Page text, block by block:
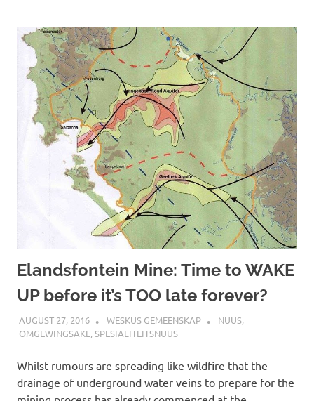
Elandsfontein Mine: Time to WAKE
UP before it’s TOO late forever?
AUGUST 27, 2016 WESKUS GEMEENSKAP NUUS,
OMGEWINGSAKE,SPESIALITEITSNUUS
Whilst rumours are spreading like wildfire that the
drainage of underground water veins to prepare for the